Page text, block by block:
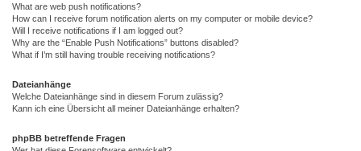
What are web push notifications?
How can I receive forum notification alerts on my computer or mobile device?
Will I receive notifications if I am logged out?
Why are the “Enable Push Notifications” buttons disabled?
What if I’m still having trouble receiving notifications?
Dateianhänge
Welche Dateianhänge sind in diesem Forum zulässig?
Kann ich eine Übersicht all meiner Dateianhänge erhalten?
phpBB betreffende Fragen